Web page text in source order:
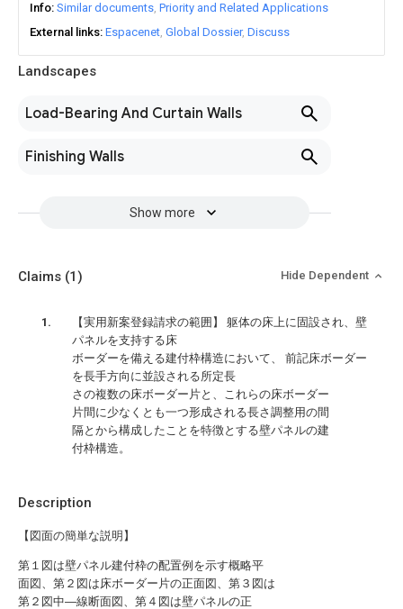
Landscapes
Load-Bearing And Curtain Walls
Finishing Walls
Show more
Info Similar documents Priority and Related Applications
External links Espacenet Global Dossier Discuss
Description
【図面の簡単な説明】
第１図は壁パネル建付枠の配置例を示す概略平
面図、第２図は床ボーダー片の正面図、第３図は
第２図中―線断面図、第４図は壁パネルの正
Claims (1) Hide Dependent
【実用新案登録請求の範囲】 躯体の床上に固設され、壁
パネルを支持する床
ボーダーを備える建付枠構造において、 前記床ボーダー
を長手方向に並設される所定長
さの複数の床ボーダー片と、これらの床ボーダー
片間に少なくとも一つ形成される長さ調整用の間
隔とから構成したことを特徴とする壁パネルの建
付枠構造。